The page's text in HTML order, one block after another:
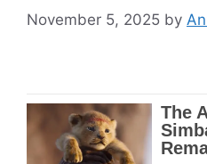
November 5, 2025 by